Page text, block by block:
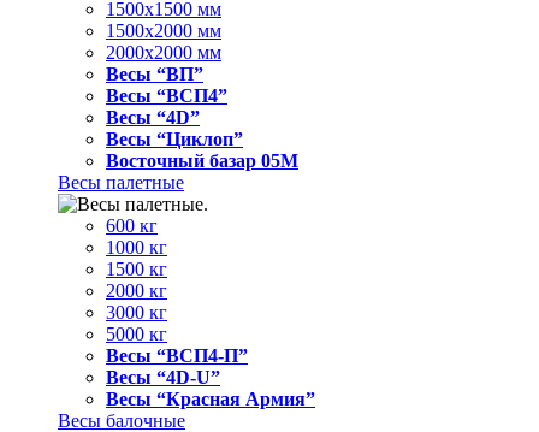
1500x1500 мм
1500x2000 мм
2000x2000 мм
Весы “ВП”
Весы “ВСП4”
Весы “4D”
Весы “Циклоп”
Восточный базар 05M
Весы палетные
600 кг
1000 кг
1500 кг
2000 кг
3000 кг
5000 кг
Весы “ВСП4-П”
Весы “4D-U”
Весы “Красная Армия”
Весы балочные